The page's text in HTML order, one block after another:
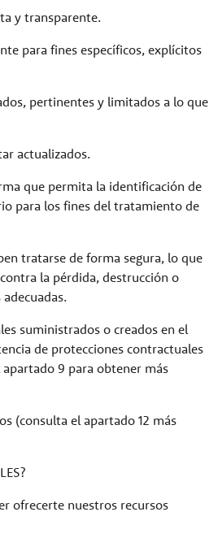
y transparente.
para fines específicos, explícitos
pertinentes y limitados a lo que
actualizados.
que permita la identificación de
para los fines del tratamiento de
tratarse de forma segura, lo que
la pérdida, destrucción o
suministrados o creados en el
de protecciones contractuales
9 para obtener más
(consulta el apartado 12 más
ofrecerte nuestros recursos